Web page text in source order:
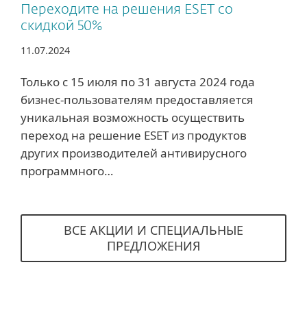
Переходите на решения ESET со
скидкой 50%
11.07.2024
Только с 15 июля по 31 августа 2024 года
бизнес-пользователям предоставляется
уникальная возможность осуществить
переход на решение ESET из продуктов
других производителей антивирусного
программного…
ВСЕ АКЦИИ И СПЕЦИАЛЬНЫЕ
ПРЕДЛОЖЕНИЯ